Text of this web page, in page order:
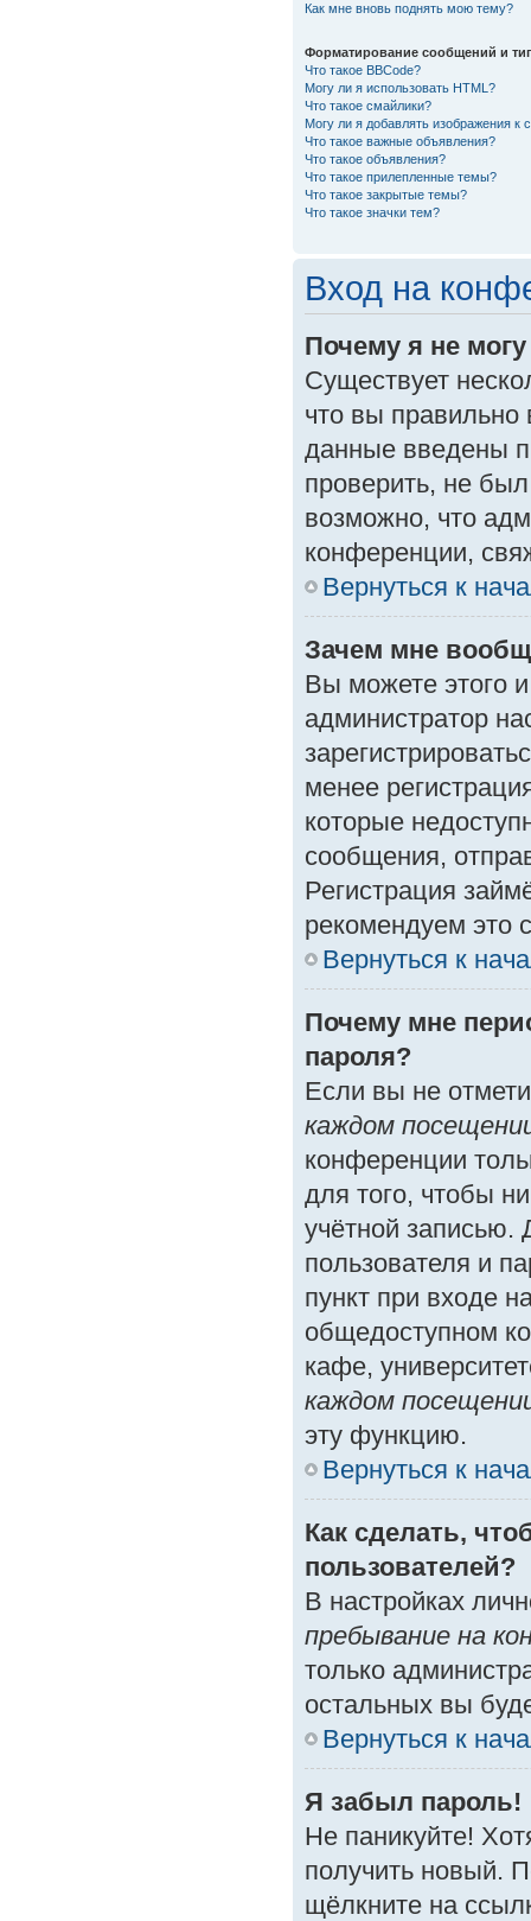
Как мне вновь поднять мою тему?
Форматирование сообщений и
Что такое BBCode?
Могу ли я использовать HTML?
Что такое смайлики?
Могу ли я добавлять изображения к
Что такое важные объявления?
Что такое объявления?
Что такое прилепленные темы?
Что такое закрытые темы?
Что такое значки тем?
Вход на
Почему я не
Существует
что вы правильно
данные введены
проверить, не
возможно, что
конференции,
Вернуться к
Зачем мне
Вы можете этого и
администратор
менее
которые
сообщения,
Регистрация
рекомендуем это
Вернуться к
Почему мне
пароля?
Если вы не
каждом
конференции
для того, чтобы
учётной записью.
пользователя и
пункт при входе
общедоступном
кафе,
каждом
эту функцию.
Вернуться к
Как сделать,
пользователей?
В настройках
пребывание на
только
остальных вы
Вернуться к
Я забыл пароль!
Не паникуйте!
получить новый.
щёлкните на